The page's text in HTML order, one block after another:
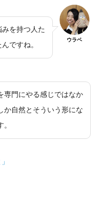
を持つ人た
ですね。
ウラベ
専門にやる感じではなか
か自然とそういう形にな